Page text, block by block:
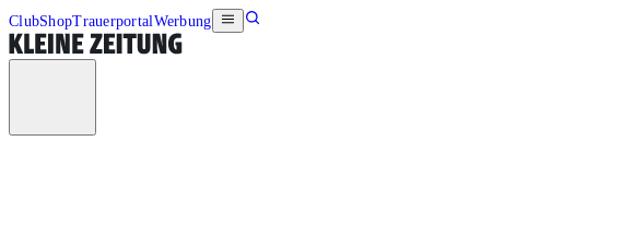
ClubShopTrauerportalWerbung